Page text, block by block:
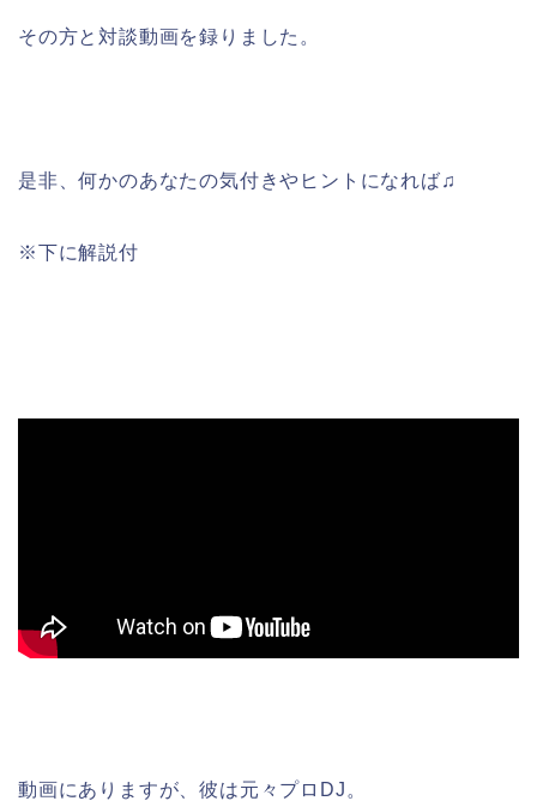
その方と対談動画を録りました。
是非、何かのあなたの気付きやヒントになれば♫
※下に解説付
動画にありますが、彼は元々プロDJ。